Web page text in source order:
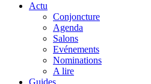
Actu
Conjoncture
Agenda
Salons
Evénements
Nominations
A lire
Guides